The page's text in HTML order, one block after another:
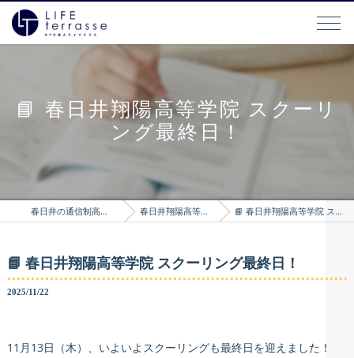
📘 春日井翔陽高等学院 スクーリ
ング最終日！
春日井の通信制高校はLIFEterrasse 春日井翔陽高等学院のブログ 📘 春日井翔陽高等学院 スクーリング最終日！
📘 春日井翔陽高等学院 スクーリング最終日！
2025/11/22
11月13日（木）、いよいよスクーリングも最終日を迎えました！